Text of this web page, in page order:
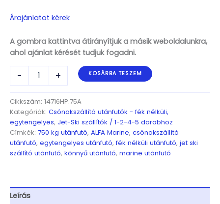
Árajánlatot kérek
A gombra kattintva átirányítjuk a másik weboldalunkra,
ahol ajánlat kérését tudjuk fogadni.
-
Egytengelyes,
4,65(5,05)x1,58m,
750kg,
fék
nélküli,
párnafás,
Jet
max.
4,25m
+ KOSÁRBA TESZEM
Cikkszám: 14716HP.75A
Kategóriák: Csónakszállító utánfutók - fék nélküli,
egytengelyes, Jet-Ski szállítók / 1-2-4-5 darabhoz
Címkék: 750 kg utánfutó, ALFA Marine, csónakszállító
utánfutó, egytengelyes utánfutó,fék nélküli utánfutó, jet ski
szállító utánfutó, könnyű utánfutó, marine utánfutó
Leírás